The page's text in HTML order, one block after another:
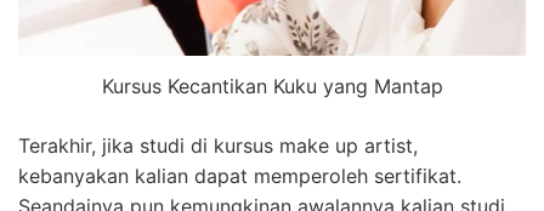
Kursus Kecantikan Kuku yang Mantap
Terakhir, jika studi di kursus make up artist,
kebanyakan kalian dapat memperoleh sertifikat.